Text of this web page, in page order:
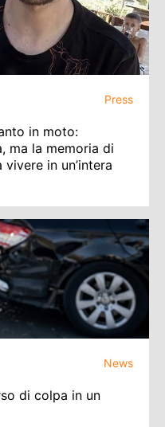
Press
in moto:
ma la memoria di
in un’intera
News
di colpa in un